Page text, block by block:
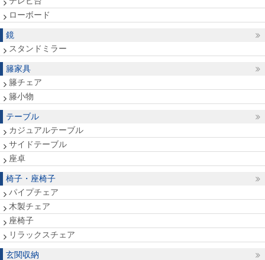
ローボード
鏡
スタンドミラー
籐家具
籐チェア
籐小物
テーブル
カジュアルテーブル
サイドテーブル
座卓
椅子・座椅子
パイプチェア
木製チェア
座椅子
リラックスチェア
玄関収納